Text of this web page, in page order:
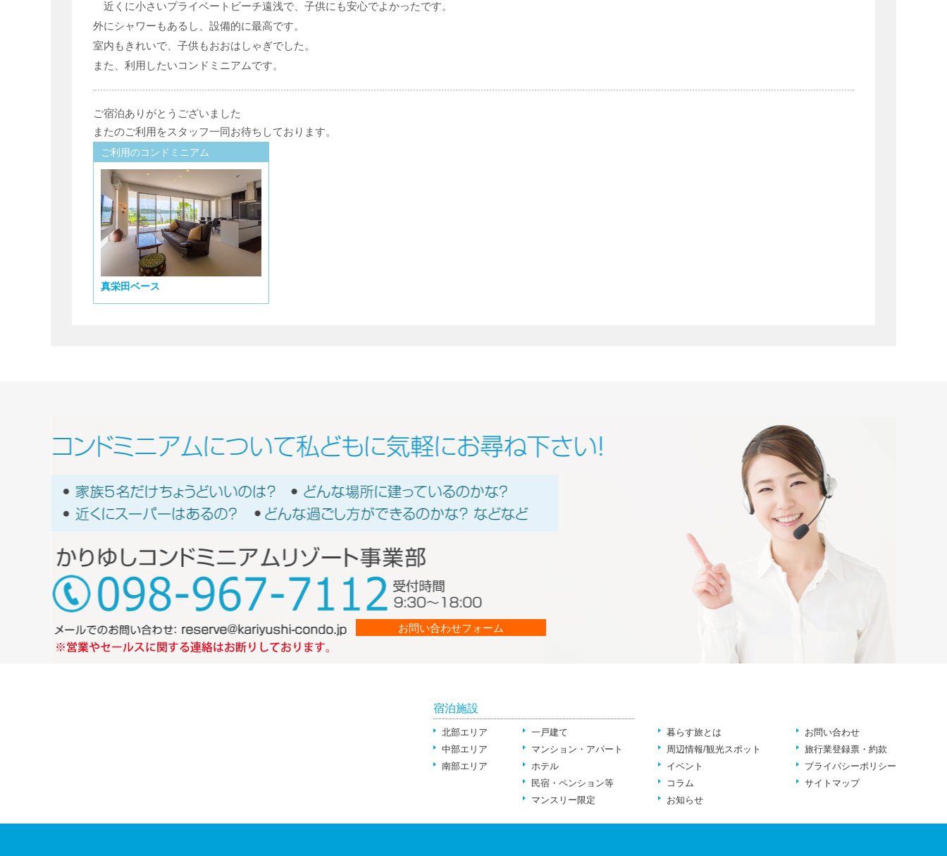
近くに小さいプライベートビーチ遠浅で、子供にも安心でよかったです。
外にシャワーもあるし、設備的に最高です。
室内もきれいで、子供もおおはしゃぎでした。
また、利用したいコンドミニアムです。
ご宿泊ありがとうございました
またのご利用をスタッフ一同お待ちしております。
ご利用のコンドミニアム
真栄田ベース
お問い合わせフォーム
宿泊施設
北部エリア
中部エリア
南部エリア
一戸建て
マンション・アパート
ホテル
民宿・ペンション等
マンスリー限定
暮らす旅とは
周辺情報/観光スポット
イベント
コラム
お知らせ
お問い合わせ
旅行業登録票・約款
プライバシーポリシー
サイトマップ